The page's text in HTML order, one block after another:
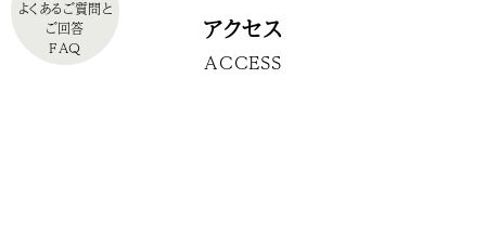
アクセス
ACCESS
よくあるご質問と
ご回答
FAQ